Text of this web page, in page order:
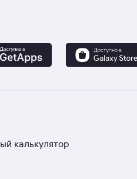
калькулятор